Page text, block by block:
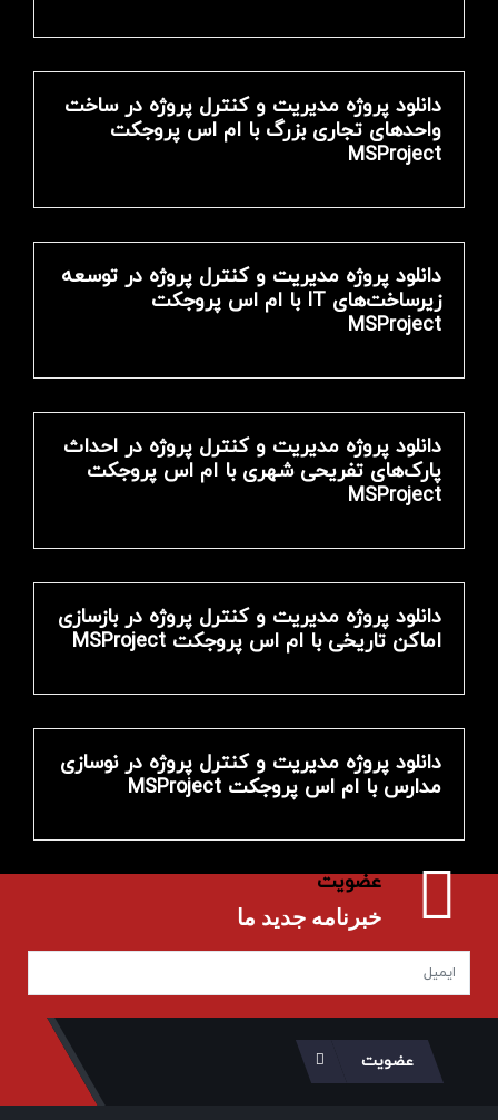
دانلود پروژه مدیریت و کنترل پروژه در ساخت
واحدهای تجاری بزرگ با ام اس پروجکت
MSProject
دانلود پروژه مدیریت و کنترل پروژه در توسعه
زیرساخت‌های IT با ام اس پروجکت
MSProject
دانلود پروژه مدیریت و کنترل پروژه در احداث
پارک‌های تفریحی شهری با ام اس پروجکت
MSProject
دانلود پروژه مدیریت و کنترل پروژه در بازسازی
اماکن تاریخی با ام اس پروجکت MSProject
دانلود پروژه مدیریت و کنترل پروژه در نوسازی
مدارس با ام اس پروجکت MSProject
عضویت
خبرنامه جدید ما
عضویت